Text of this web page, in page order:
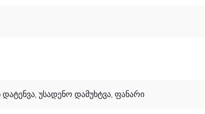
Უსადენო Დამუხტვა, Ფანარი